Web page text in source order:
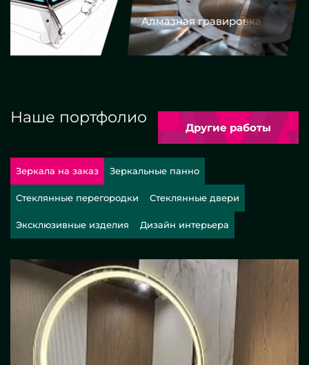
Алмазная гравировка
Наше портфолио
Другие работы
Зеркала на заказ Зеркальные панно
Стеклянные перегородки Стеклянные двери
Эксклюзивные изделия Дизайн интерьера